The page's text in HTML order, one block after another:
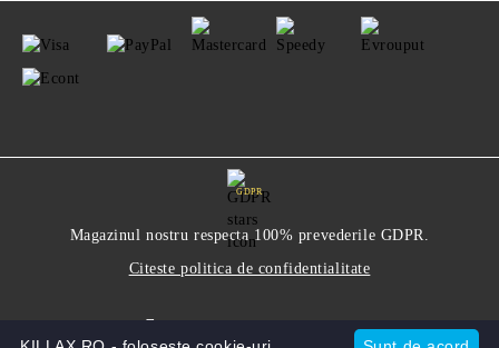
GDPR
Magazinul nostru respecta 100% prevederile GDPR.
Citeste politica de confidentialitate